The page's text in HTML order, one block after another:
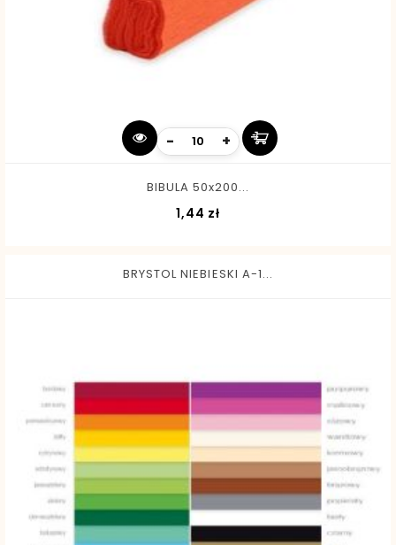
- +
BIBULA 50x200...
1,44 zł
BRYSTOL NIEBIESKI A-1...